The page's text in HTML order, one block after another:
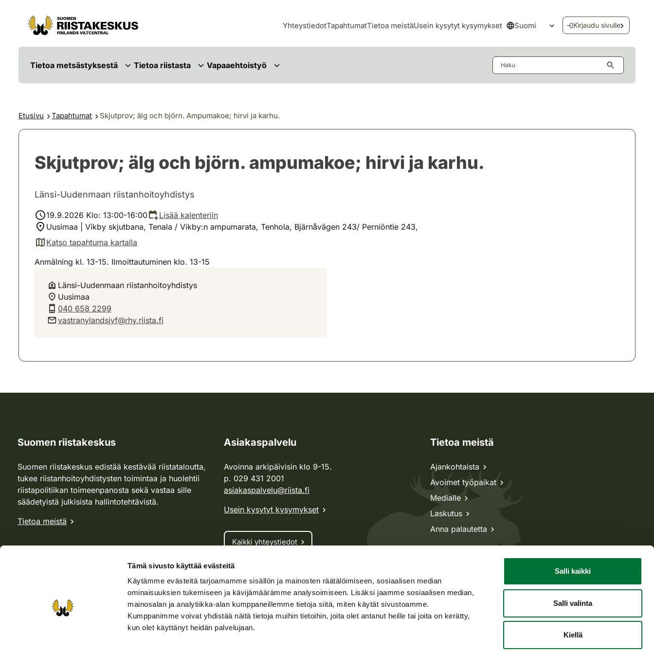
Tämä sivusto käyttää evästeitä
Käytämme evästeitä tarjoamamme sisällön ja mainosten räätälöimiseen, sosiaalisen median
ominaisuuksien tukemiseen ja kävijämäärämme analysoimiseen. Lisäksi jaamme sosiaalisen median,
mainosalan ja analytiikka-alan kumppaneillemme tietoja siitä, miten käytät sivustoamme.
Kumppanimme voivat yhdistää näitä tietoja muihin tietoihin, joita olet antanut heille tai joita on kerätty,
kun olet käyttänyt heidän palvelujaan.
Salli kaikki
Salli valinta
Kiellä
Siirry sisältöön
Siirry sivustokarttaan
YhteystiedotTapahtumatTietoa meistäUsein kysytyt kysymykset Suomi
Avaa kielivalikko
Kirjaudu sivulle
Tietoa metsästyksestä Tietoa riistasta Vapaaehtoistyö
Etusivu Tapahtumat Skjutprov; älg och björn. Ampumakoe; hirvi ja karhu.
Skjutprov; älg och björn. ampumakoe; hirvi ja karhu.
Länsi-Uudenmaan riistanhoitoyhdistys
19.9.2026 Klo: 13:00-16:00
Lisää kalenteriin
Uusimaa | Vikby skjutbana, Tenala / Vikby:n ampumarata, Tenhola, Bjärnåvägen 243/ Perniöntie 243,
Katso tapahtuma kartalla
(avautuu uuteen välilehteen)
Anmälning kl. 13-15. Ilmoittautuminen klo. 13-15
Länsi-Uudenmaan riistanhoitoyhdistys
Uusimaa
040 658 2299
vastranylandsjvf@rhy.riista.fi
Suomen riistakeskus
Suomen riistakeskus edistää kestävää riistataloutta,
tukee riistanhoitoyhdistysten toimintaa ja huolehtii
riistapolitiikan toimeenpanosta sekä vastaa sille
säädetyistä julkisista hallintotehtävistä.
Tietoa meistä
Asiakaspalvelu
Avoinna arkipäivisin klo 9-15.
p. 029 431 2001
asiakaspalvelu@riista.fi
Usein kysytyt kysymykset
Kaikki yhteystiedot
Metsästyskortti-asiat
Oma riista -asiat
Lupa-asiat
Tietoa meistä
Ajankohtaista
Avoimet työpaikat
Medialle
Laskutus
Anna palautetta